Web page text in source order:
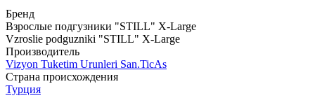
Бренд
Взрослые подгузники "STILL" X-Large
Vzroslie podguzniki "STILL" X-Large
Производитель
Vizyon Tuketim Urunleri San.TicAs
Страна происхождения
Турция